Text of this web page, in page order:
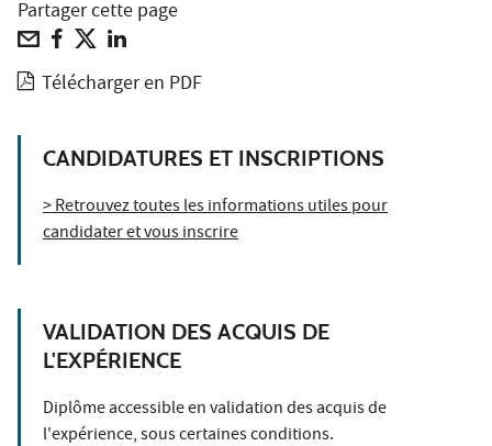
Partager cette page
Télécharger en PDF
CANDIDATURES ET INSCRIPTIONS
> Retrouvez toutes les informations utiles pour
candidater et vous inscrire
VALIDATION DES ACQUIS DE
L'EXPÉRIENCE
Diplôme accessible en validation des acquis de
l'expérience, sous certaines conditions.